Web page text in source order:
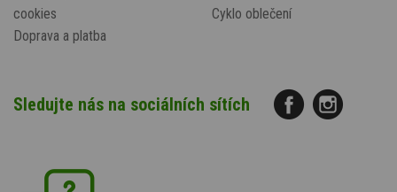
cookies
Doprava a platba
Cyklo oblečení
Sledujte nás na sociálních sítích